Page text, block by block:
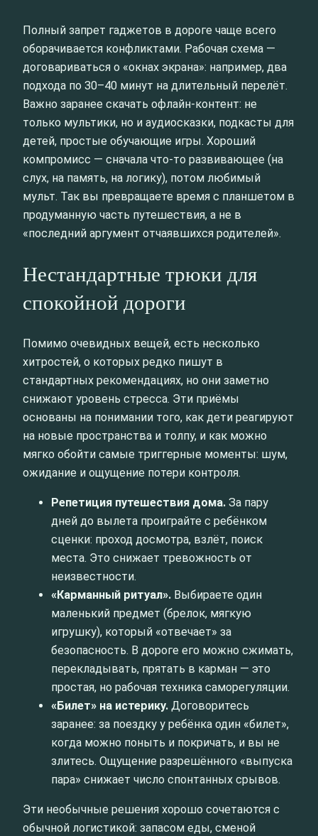
Полный запрет гаджетов в дороге чаще всего
оборачивается конфликтами. Рабочая схема —
договариваться о «окнах экрана»: например, два
подхода по 30–40 минут на длительный перелёт.
Важно заранее скачать офлайн-контент: не
только мультики, но и аудиосказки, подкасты для
детей, простые обучающие игры. Хороший
компромисс — сначала что-то развивающее (на
слух, на память, на логику), потом любимый
мульт. Так вы превращаете время с планшетом в
продуманную часть путешествия, а не в
«последний аргумент отчаявшихся родителей».
Нестандартные трюки для
спокойной дороги
Помимо очевидных вещей, есть несколько
хитростей, о которых редко пишут в
стандартных рекомендациях, но они заметно
снижают уровень стресса. Эти приёмы
основаны на понимании того, как дети реагируют
на новые пространства и толпу, и как можно
мягко обойти самые триггерные моменты: шум,
ожидание и ощущение потери контроля.
Репетиция путешествия дома. За пару
дней до вылета проиграйте с ребёнком
сценки: проход досмотра, взлёт, поиск
места. Это снижает тревожность от
неизвестности.
«Карманный ритуал». Выбираете один
маленький предмет (брелок, мягкую
игрушку), который «отвечает» за
безопасность. В дороге его можно сжимать,
перекладывать, прятать в карман — это
простая, но рабочая техника саморегуляции.
«Билет» на истерику. Договоритесь
заранее: за поездку у ребёнка один «билет»,
когда можно поныть и покричать, и вы не
злитесь. Ощущение разрешённого «выпуска
пара» снижает число спонтанных срывов.
Эти необычные решения хорошо сочетаются с
обычной логистикой: запасом еды, сменой